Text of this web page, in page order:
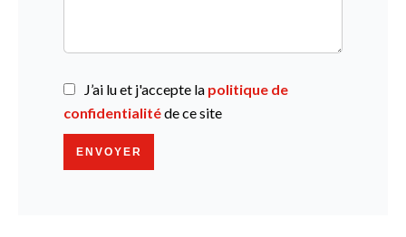
J’ai lu et j'accepte la politique de
confidentialitéde ce site
ENVOYER